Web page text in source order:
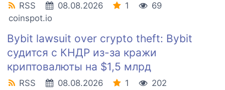
RSS 08.08.2026 1
69
coinspot.io
Bybit lawsuit over crypto theft: Bybit
судится с КНДР из-за кражи
криптовалюты на $1,5 млрд
RSS 08.08.2026 1
202